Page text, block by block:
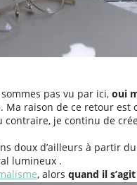
pas vu par ici, oui
raison de ce retour est
contraire, je continu de
doux d’ailleurs à partir
lumineux .
, alors quand il